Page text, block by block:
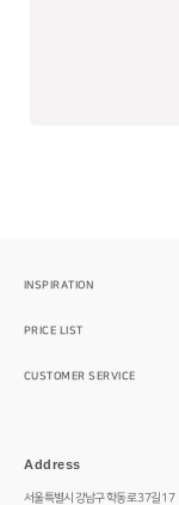
INSPIRATION
PRICE LIST
CUSTOMER SERVICE
Address
서울특별시 강남구 학동로 37길 17